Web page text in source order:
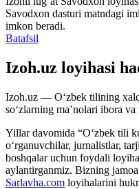
Savodxon dasturi matndagi
imkon beradi.
Batafsil
Izoh.uz loyihasi
Izoh.uz — O‘zbek tilining
so‘zlarning ma’nolari ibora
Yillar davomida “O‘zbek tili
o‘rganuvchilar, jurnalistlar,
boshqalar uchun foydali
aylantirganmiz. Bizning jamoa
Sarlavha.com loyihalarini